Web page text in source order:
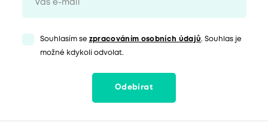
Souhlasím se zpracováním osobních údajů. Souhlas je
možné kdykoli odvolat.
Odebírat